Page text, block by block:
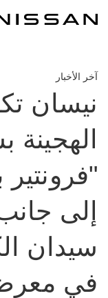
المحتوى
آخر الأخبار
نيسان
"فرونتير
سيدان
في